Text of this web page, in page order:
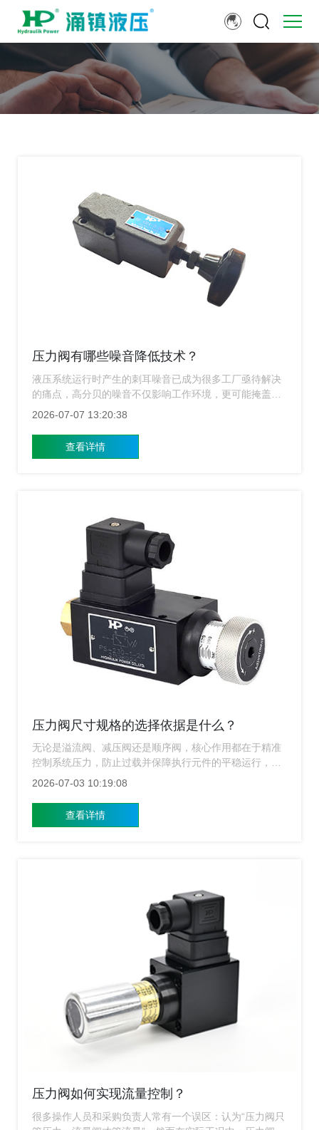
压力阀有哪些噪音降低技术？
液压系统运行时产生的刺耳噪音已成为很多工厂亟待解决
的痛点，高分贝的噪音不仅影响工作环境，更可能掩盖设
备故障的早期信号，甚至导致听力损伤，上海涌镇压力阀
尖端的压力阀噪音降低技术，带您走进静音液压的新时
2026-07-07 13:20:38
查看详情
压力阀尺寸规格的选择依据是什么？
无论是溢流阀、减压阀还是顺序阀，核心作用都在于精准
控制系统压力，防止过载并保障执行元件的平稳运行，然
而在实际工程应用中，很多操作人员和采购人员往往面临
格究竟该如何选择？ 选大了造成成本浪费和响应滞后，选
小了则可能导致系统过热、噪音剧增甚至安全事故，上海
2026-07-03 10:19:08
查看详情
压力阀如何实现流量控制？
很多操作人员和采购负责人常有一个误区：认为“压力阀只